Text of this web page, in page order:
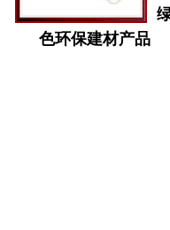
色环保建材产品